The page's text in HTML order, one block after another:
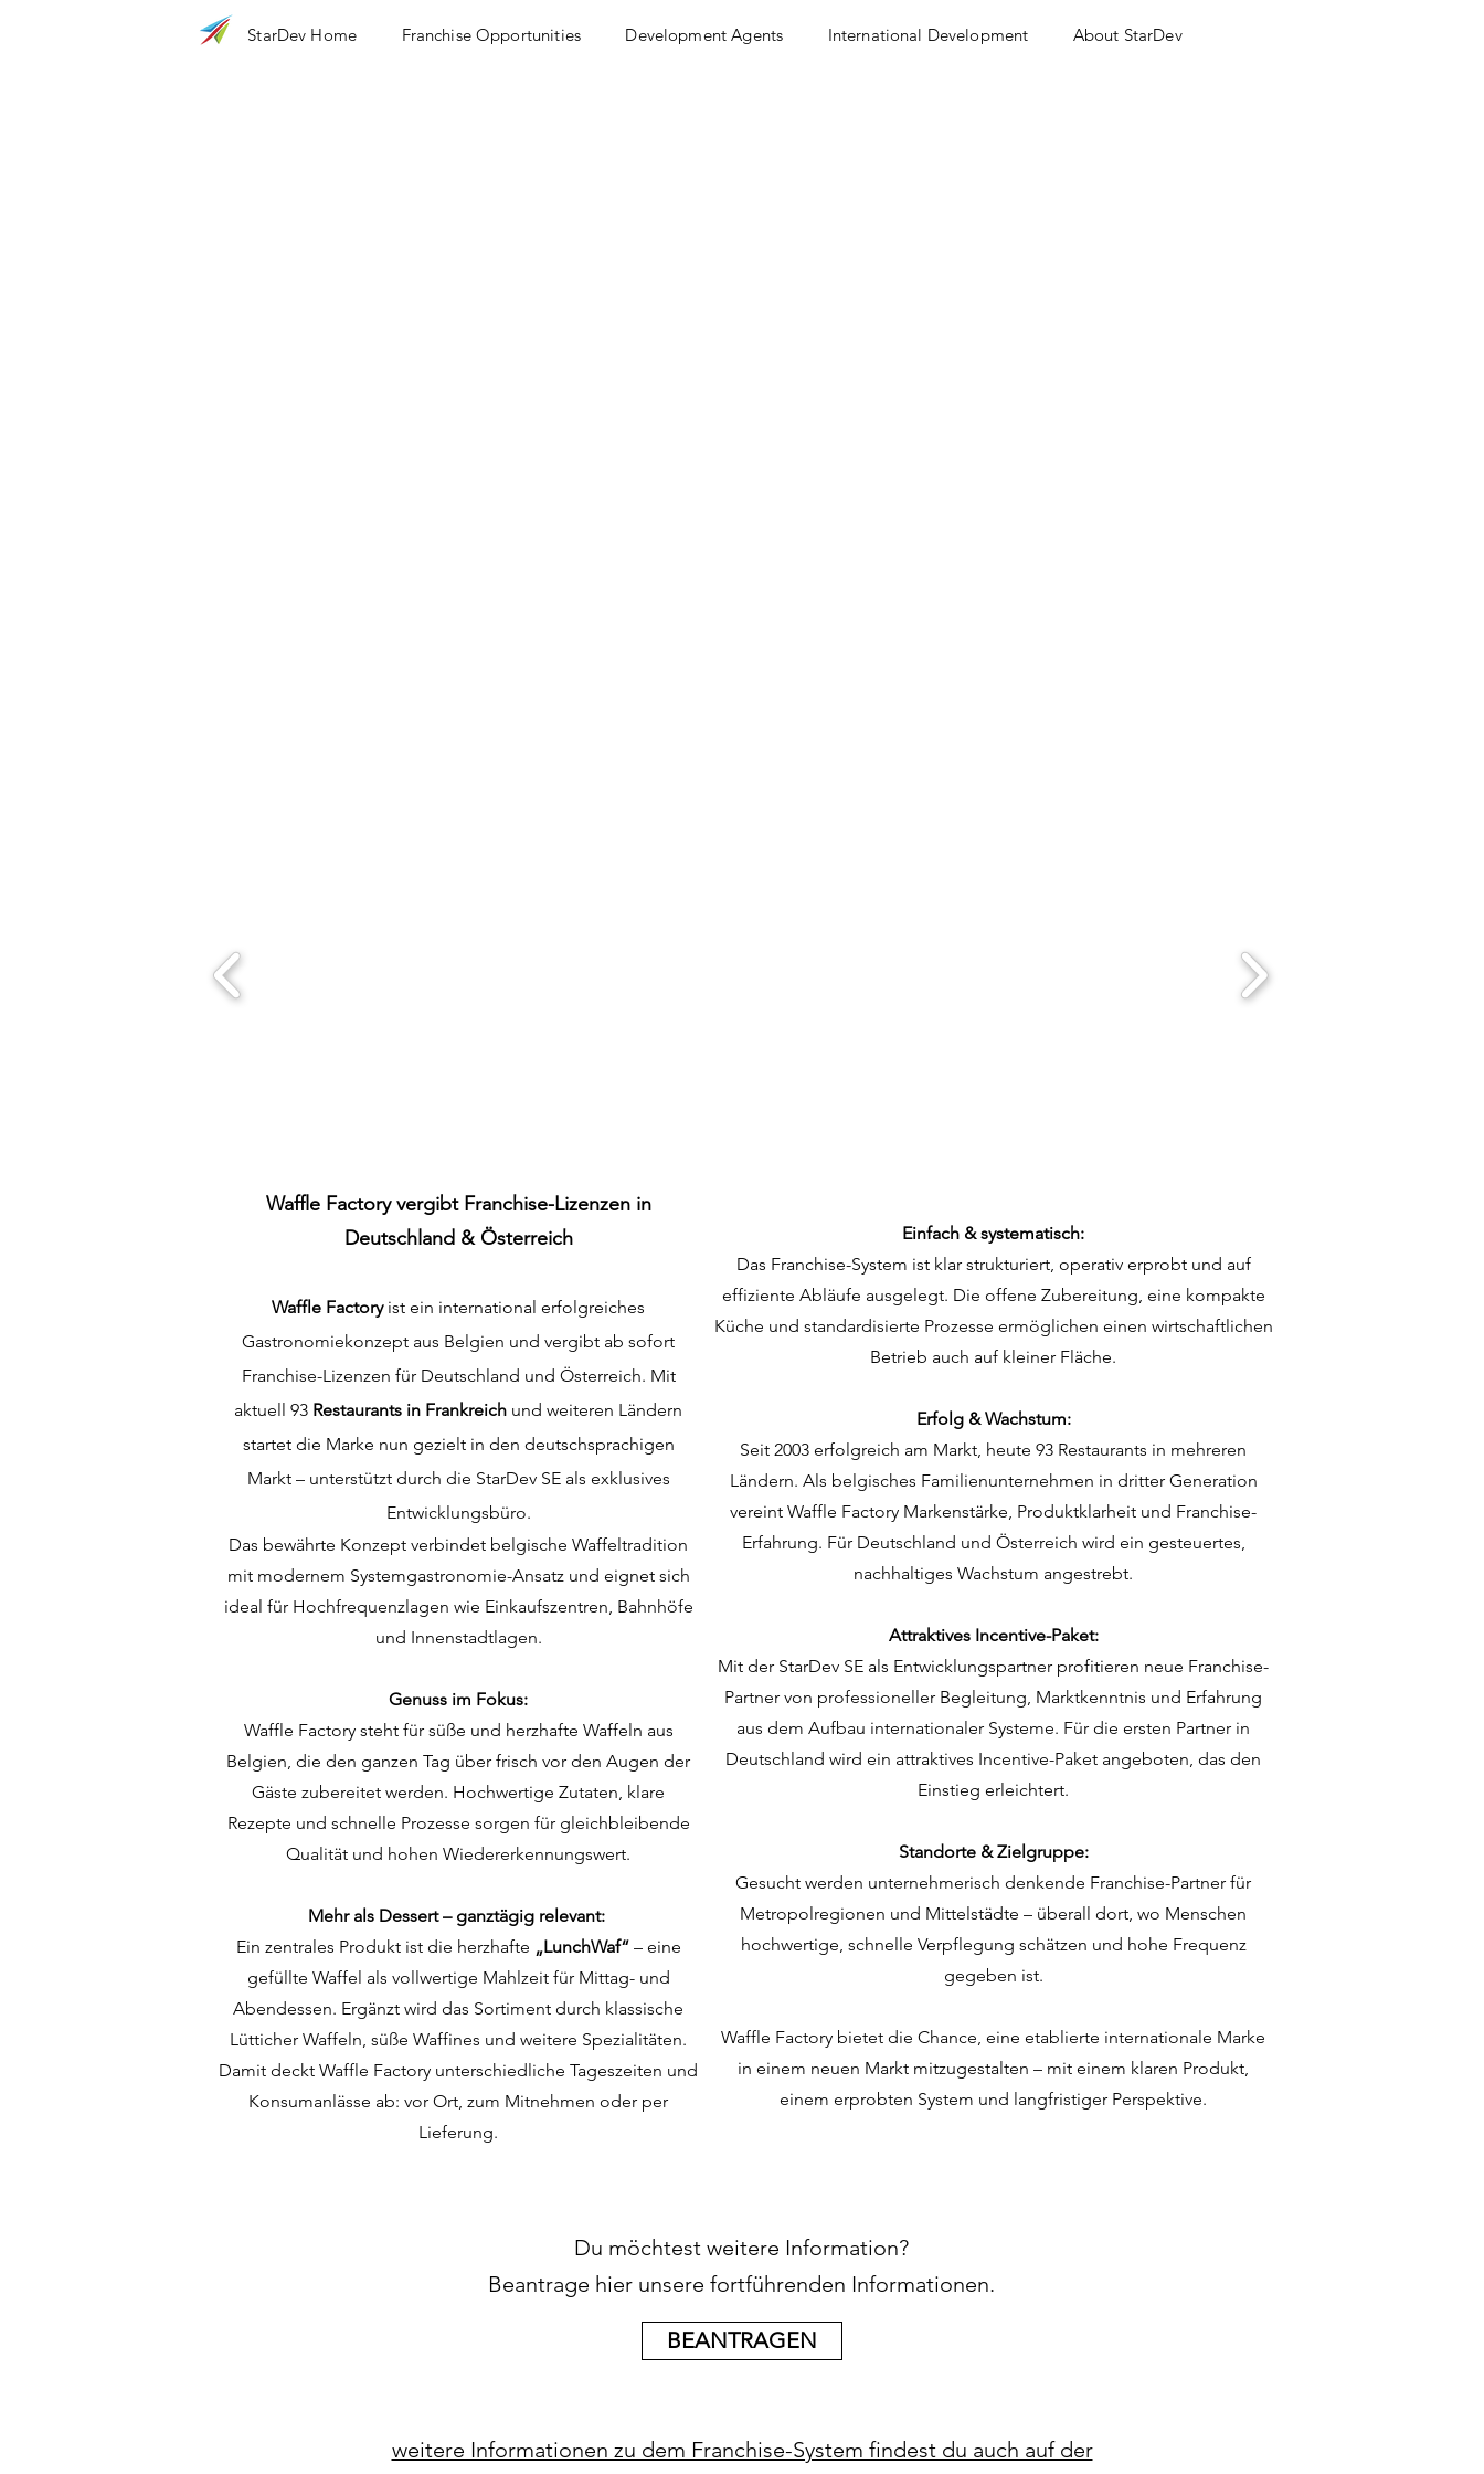
StarDev Home Franchise Opportunities Development Agents International Development About StarDev
Waffle Factoryvergibt Franchise-Lizenzen in
Deutschland & Österreich
Waffle Factory ist ein international erfolgreiches
Gastronomiekonzept aus Belgien und vergibt ab sofort
Franchise-Lizenzen für Deutschland und Österreich. Mit
aktuell 93 Restaurants in Frankreich und weiteren Ländern
startet die Marke nun gezielt in den deutschsprachigen
Markt – unterstützt durch die StarDev SE als exklusives
Entwicklungsbüro.
Das bewährte Konzept verbindet belgische Waffeltradition
mit modernem Systemgastronomie-Ansatz und eignet sich
ideal für Hochfrequenzlagen wie Einkaufszentren, Bahnhöfe
und Innenstadtlagen.
Genuss im Fokus:
Waffle Factory steht für süße und herzhafte Waffeln aus
Belgien, die den ganzen Tag über frisch vor den Augen der
Gäste zubereitet werden. Hochwertige Zutaten, klare
Rezepte und schnelle Prozesse sorgen für gleichbleibende
Qualität und hohen Wiedererkennungswert.
Mehr als Dessert – ganztägig relevant:
Ein zentrales Produkt ist die herzhafte „LunchWaf“ – eine
gefüllte Waffel als vollwertige Mahlzeit für Mittag- und
Abendessen. Ergänzt wird das Sortiment durch klassische
Lütticher Waffeln, süße Waffines und weitere Spezialitäten.
Damit deckt Waffle Factory unterschiedliche Tageszeiten und
Konsumanlässe ab: vor Ort, zum Mitnehmen oder per
Lieferung.
Einfach & systematisch:
Das Franchise-System ist klar strukturiert, operativ erprobt und auf
effiziente Abläufe ausgelegt. Die offene Zubereitung, eine kompakte
Küche und standardisierte Prozesse ermöglichen einen wirtschaftlichen
Betrieb auch auf kleiner Fläche.
Erfolg & Wachstum:
Seit 2003 erfolgreich am Markt, heute 93 Restaurants in mehreren
Ländern. Als belgisches Familienunternehmen in dritter Generation
vereint Waffle Factory Markenstärke, Produktklarheit und Franchise-
Erfahrung. Für Deutschland und Österreich wird ein gesteuertes,
nachhaltiges Wachstum angestrebt.
Attraktives Incentive-Paket:
Mit der StarDev SE als Entwicklungspartner profitieren neue Franchise-
Partner von professioneller Begleitung, Marktkenntnis und Erfahrung
aus dem Aufbau internationaler Systeme. Für die ersten Partner in
Deutschland wird ein attraktives Incentive-Paket angeboten, das den
Einstieg erleichtert.
Standorte & Zielgruppe:
Gesucht werden unternehmerisch denkende Franchise-Partner für
Metropolregionen und Mittelstädte – überall dort, wo Menschen
hochwertige, schnelle Verpflegung schätzen und hohe Frequenz
gegeben ist.
Waffle Factory bietet die Chance, eine etablierte internationale Marke
in einem neuen Markt mitzugestalten – mit einem klaren Produkt,
einem erprobten System und langfristiger Perspektive.
Du möchtest weitere Information?
Beantrage hier unsere fortführenden Informationen.
BEANTRAGEN
weitere Informationen zu dem Franchise-System findest du auch auf der